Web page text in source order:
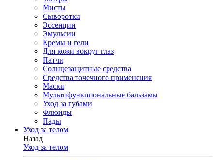
Мисты
Сыворотки
Эссенции
Эмульсии
Кремы и гели
Для кожи вокруг глаз
Патчи
Солнцезащитные средства
Средства точечного применения
Маски
Мультифункциональные бальзамы
Уход за губами
Флюиды
Пады
Уход за телом
Назад
Уход за телом